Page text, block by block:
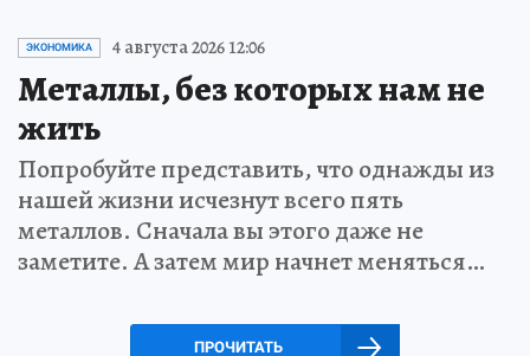
ЭКОНОМИКА 4 августа 2026 12:06
Металлы, без которых нам не
жить
Попробуйте представить, что однажды из
нашей жизни исчезнут всего пять
металлов. Сначала вы этого даже не
заметите. А затем мир начнет меняться…
ПРОЧИТАТЬ